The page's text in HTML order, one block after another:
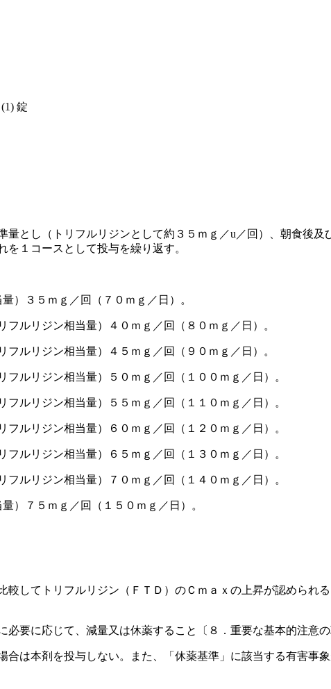
錠
とし（トリフルリジンとして約３５ｍｇ／u／回）、朝食後
１コースとして投与を繰り返す。
）３５ｍｇ／回（７０ｍｇ／日）。
ルリジン相当量）４０ｍｇ／回（８０ｍｇ／日）。
ルリジン相当量）４５ｍｇ／回（９０ｍｇ／日）。
ルリジン相当量）５０ｍｇ／回（１００ｍｇ／日）。
ルリジン相当量）５５ｍｇ／回（１１０ｍｇ／日）。
ルリジン相当量）６０ｍｇ／回（１２０ｍｇ／日）。
ルリジン相当量）６５ｍｇ／回（１３０ｍｇ／日）。
ルリジン相当量）７０ｍｇ／回（１４０ｍｇ／日）。
）７５ｍｇ／回（１５０ｍｇ／日）。
してトリフルリジン（ＦＴＤ）のＣｍａｘの上昇が認められ
要に応じて、減量又は休薬すること〔８．重要な基本的注意の
は本剤を投与しない。また、「休薬基準」に該当する有害事